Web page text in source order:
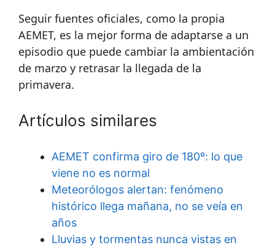
Seguir fuentes oficiales, como la propia
AEMET, es la mejor forma de adaptarse a un
episodio que puede cambiar la ambientación
de marzo y retrasar la llegada de la
primavera.
Artículos similares
AEMET confirma giro de 180º: lo que
viene no es normal
Meteorólogos alertan: fenómeno
histórico llega mañana, no se veía en
años
Lluvias y tormentas nunca vistas en